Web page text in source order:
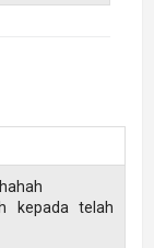
kepada telah